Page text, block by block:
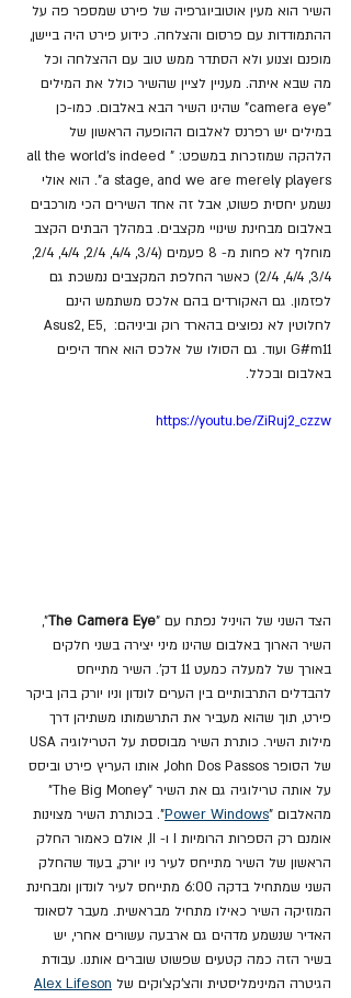
השיר הוא מעין אוטוביוגרפיה של פירט שמספר פה על
ההתמודדות עם פרסום והצלחה. כידוע פירט היה ביישן,
מופנם וצנוע ולא הסתדר ממש טוב עם ההצלחה וכל
מה שבא איתה. מעניין לציין שהשיר כולל את המילים
"camera eye" שהינו השיר הבא באלבום. כמו-כן
במילים יש רפרנס לאלבום ההופעה הראשון של
הלהקה שמוזכרות במשפט: "all the world's indeed
a stage, and we are merely players". הוא אולי
נשמע יחסית פשוט, אבל זה אחד השירים הכי מורכבים
באלבום מבחינת שינויי מקצבים. במהלך הבתים הקצב
מוחלף לא פחות מ- 8 פעמים (3/4, 4/4, 2/4, 4/4, 2/4,
3/4, 4/4, 2/4) כאשר החלפת המקצבים נמשכת גם
לפזמון. גם האקורדים בהם אלכס משתמש הינם
לחלוטין לא נפוצים בהארד רוק וביניהם: Asus2, E5,
G#m11 ועוד. גם הסולו של אלכס הוא אחד היפים
באלבום ובכלל.
https://youtu.be/ZiRuj2_czzw
הצד השני של הויניל נפתח עם "The Camera Eye
",
השיר הארוך באלבום שהינו מיני יצירה בשני חלקים
באורך של למעלה כמעט 11 דק'. השיר מתייחס
להבדלים התרבותיים בין הערים לונדון וניו יורק בהן ביקר
פירט, תוך שהוא מעביר את התרשמותו משתיהן דרך
של הסופר John Dos Passos, אותו העריץ פירט וביסס
על אותה טרילוגיה גם את השיר "The Big Money"
מהאלבום "Power Windows". בכותרת השיר מצוינות
אומנם רק הספרות הרומיות I ו- II, אולם כאמור החלק
הראשון של השיר מתייחס לעיר ניו יורק, בעוד שהחלק
השני שמתחיל בדקה 6:00 מתייחס לעיר לונדון ומבחינת
המוזיקה השיר כאילו מתחיל מבראשית. מעבר לסאונד
האדיר שנשמע מדהים גם ארבעה עשורים אחרי, יש
בשיר הזה כמה קטעים שפשוט שוברים אותנו. עבודת
הגיטרה המינימליסטית והצ'קצ'וקים של Alex Lifeson